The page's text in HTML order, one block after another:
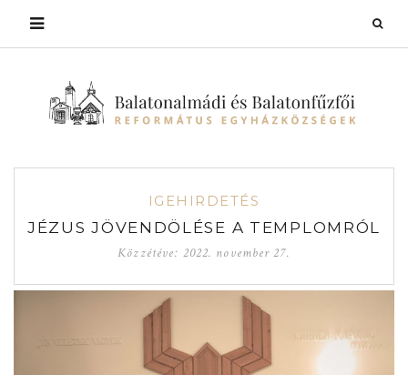
IGEHIRDETÉS
JÉZUS JÖVENDÖLÉSE A TEMPLOMRÓL
Közzétéve: 2022. november 27.